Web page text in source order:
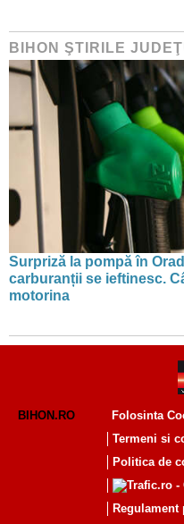
BIHON ŞTIRILE
Surpriză la pompă în
carburanții se ieftinesc.
motorina
BIHON.RO
Folosinta
Termeni si
Politica de